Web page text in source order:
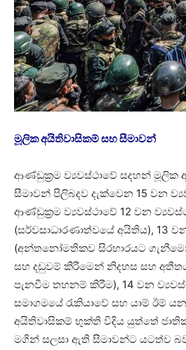
මූලික අයිතිවාසිකම් සහ සීමාවන්
ආණ්ඩුක්‍රම ව්‍යවස්ථාවේ සදහන් මූලික
සීමාවන් පිලිබදව දැක්වෙන 15 වන
ආණ්ඩුක්‍රම ව්‍යවස්ථාවේ 12 වන
(සර්වසාධාරණාත්වයේ අයිතිය), 13
(අන්තනෝමතිකව සිරභාරයට
සහ දඩුවම් කිරීමෙන් නිදහස සහ
පැනවීම තහනම් කිරීම), 14 වන
සමාගමයේ රැකියාවේ සහ යාම් ඊම්
අයිතිවාසිකම් භුක්ති විදිය යුත්තේ
මගින් සලසා ඇති සීමාවන්ට යටත්ව